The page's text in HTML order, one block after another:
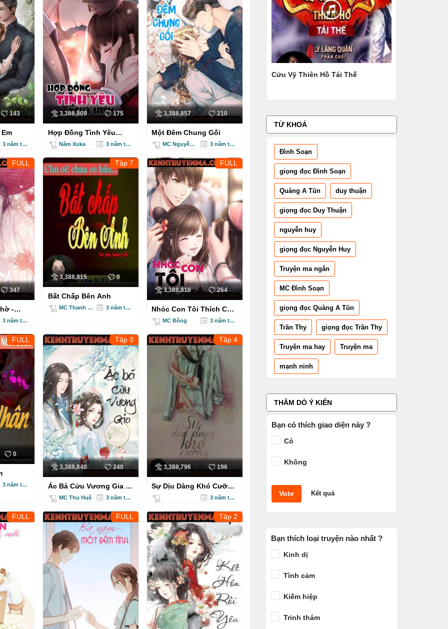
143
3 năm trước
3,388,809 175
Hợp Đồng Tình Yêu
Nguy Hiểm
Nấm Xuka 3 năm trước
3,388,857 210
Một Đêm Chung Gối
MC Nguyễn Hoa 3 năm trước
FULL
347
-
3 năm trước
Tập 7
3,388,815 0
Bất Chấp Bên Anh
MC Thanh Mai 3 năm trước
FULL
3,388,810 264
Nhóc Con Tôi Thích Cô -
Truyện Ngôn Tình
MC Bông 3 năm trước
FULL
0
3 năm trước
Tập 3
3,388,840 240
Ác Bá Cửu Vương Gia -
Truyện Ngôn Tình
MC Thu Huệ 3 năm trước
Tập 4
3,388,796 196
Sự Dịu Dàng Khó Cưỡng
- Truyện Ngôn Tình
3 năm trước
FULL FULL Tập 2
Ngôi Làng Bên Cổ Mộ Oán Vong Cô Bạn Gái Cửu Vỹ Thiên Hồ Tái Thế
TỪ KHOÁ
Đình Soạn
giọng đọc Đình Soạn
Quàng A Tũn duy thuận
giọng đọc Duy Thuận
nguyễn huy
giọng đọc Nguyễn Huy
Truyện ma ngắn
MC Đình Soạn
giọng đọc Quàng A Tũn
Trần Thy giọng đọc Trần Thy
Truyện ma hay Truyện ma
mạnh ninh
THĂM DÒ Ý KIẾN
Bạn có thích giao diện này ?
Có
Không
Vote Kết quả
Bạn thích loại truyện nào nhất ?
Kinh dị
Tình cảm
Kiếm hiệp
Trinh thám